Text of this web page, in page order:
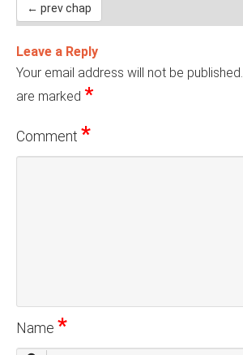
← prev chap
Leave a Reply
Your email address will not be published.
are marked *
Comment *
Name *